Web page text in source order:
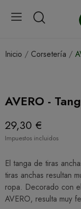
Inicio Corsetería
AVERO -
29,30 €
Impuestos incluidos
El tanga de tiras
tiras anchas resultan
ropa. Decorado con
AVERO, resulta muy